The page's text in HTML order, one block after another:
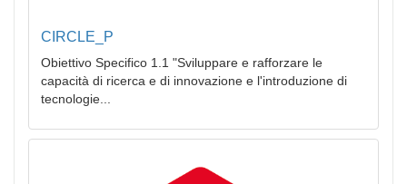
CIRCLE_P
Obiettivo Specifico 1.1 "Sviluppare e rafforzare le
capacità di ricerca e di innovazione e l'introduzione di
tecnologie...